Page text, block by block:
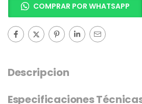
COMPRAR POR WHATSAPP
Descripcion
Especificaciones